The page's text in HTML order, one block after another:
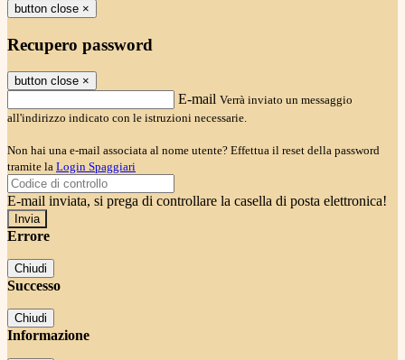
button close ×
Recupero password
button close ×
E-mail Verrà inviato un messaggio
all'indirizzo indicato con le istruzioni necessarie.
Non hai una e-mail associata al nome utente? Effettua il reset della password
tramite la Login Spaggiari
E-mail inviata, si prega di controllare la casella di posta elettronica!
Errore
Chiudi
Successo
Chiudi
Informazione